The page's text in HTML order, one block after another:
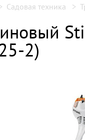
Садовая техника
2)